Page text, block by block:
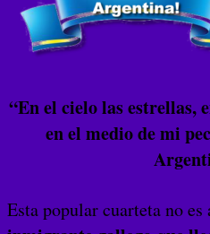
“En el cielo las estrellas,
en el medio de mi
Esta popular cuarteta no es